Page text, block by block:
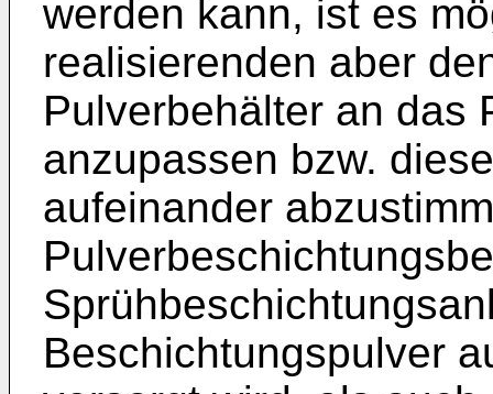
werden kann, ist es
realisierenden aber
Pulverbehälter an das
anzupassen bzw.
aufeinander
Beschichtungspulver